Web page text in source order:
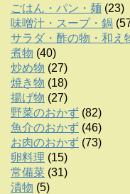
ごはん・パン・麺 (23)
味噌汁・スープ・鍋
サラダ・酢の物・和え
煮物 (40)
炒め物 (27)
焼き物 (18)
揚げ物 (27)
野菜のおかず (82)
魚介のおかず (46)
お肉のおかず (73)
卵料理 (15)
常備菜 (31)
漬物 (5)